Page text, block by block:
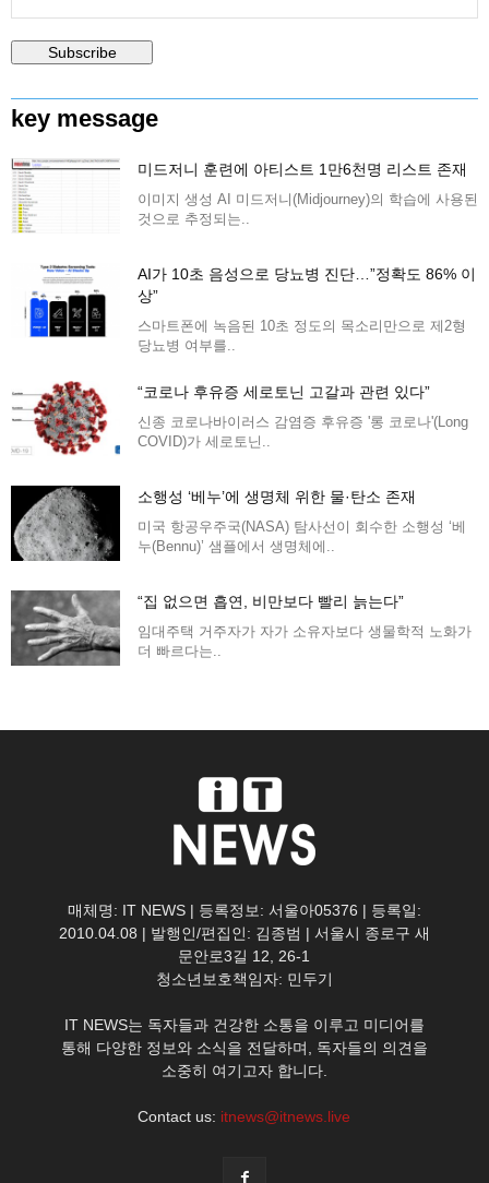
key message
미드저니 훈련에 아티스트 1만6천명 리스트 존재
이미지 생성 AI 미드저니(Midjourney)의 학습에 사용된
것으로 추정되는..
AI가 10초 음성으로 당뇨병 진단…”정확도 86% 이
상”
스마트폰에 녹음된 10초 정도의 목소리만으로 제2형
당뇨병 여부를..
“코로나 후유증 세로토닌 고갈과 관련 있다”
신종 코로나바이러스 감염증 후유증 '롱 코로나'(Long
COVID)가 세로토닌..
소행성 ‘베누’에 생명체 위한 물·탄소 존재
미국 항공우주국(NASA) 탐사선이 회수한 소행성 ‘베
누(Bennu)’ 샘플에서 생명체에..
“집 없으면 흡연, 비만보다 빨리 늙는다”
임대주택 거주자가 자가 소유자보다 생물학적 노화가
더 빠르다는..
매체명: IT NEWS | 등록정보: 서울아05376 | 등록일:
2010.04.08 | 발행인/편집인: 김종범 | 서울시 종로구 새
문안로3길 12, 26-1
청소년보호책임자: 민두기
IT NEWS는 독자들과 건강한 소통을 이루고 미디어를
통해 다양한 정보와 소식을 전달하며, 독자들의 의견을
소중히 여기고자 합니다.
Contact us: itnews@itnews.live